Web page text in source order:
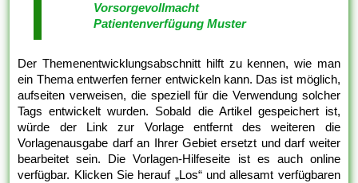
Vorsorgevollmacht
Patientenverfügung Muster
Der Themenentwicklungsabschnitt hilft zu kennen, wie man
ein Thema entwerfen ferner entwickeln kann. Das ist möglich,
aufseiten verweisen, die speziell für die Verwendung solcher
Tags entwickelt wurden. Sobald die Artikel gespeichert ist,
würde der Link zur Vorlage entfernt des weiteren die
Vorlagenausgabe darf an Ihrer Gebiet ersetzt und darf weiter
bearbeitet sein. Die Vorlagen-Hilfeseite ist es auch online
verfügbar. Klicken Sie herauf „Los“ und allesamt verfügbaren